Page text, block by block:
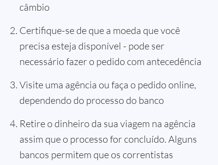
câmbio
Certifique-se de que a moeda que você
precisa esteja disponível - pode ser
necessário fazer o pedido com antecedência
Visite uma agência ou faça o pedido online,
dependendo do processo do banco
Retire o dinheiro da sua viagem na agência
assim que o processo for concluído. Alguns
bancos permitem que os correntistas